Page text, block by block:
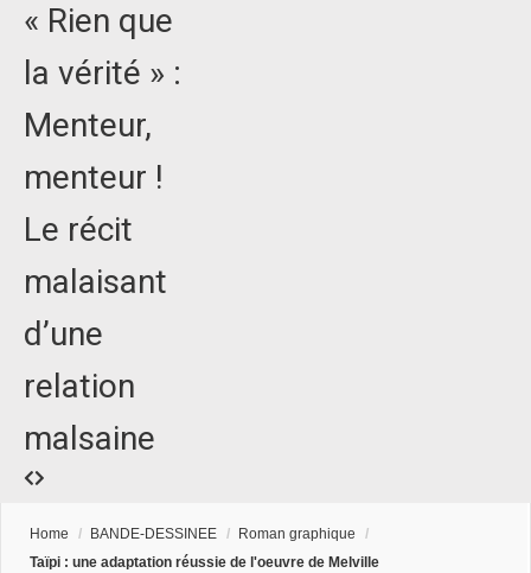
« Rien que
la vérité » :
Menteur,
menteur !
Le récit
malaisant
d’une
relation
malsaine
Home / BANDE-DESSINEE / Roman graphique
/
Taïpi : une adaptation réussie de l'oeuvre de Melville